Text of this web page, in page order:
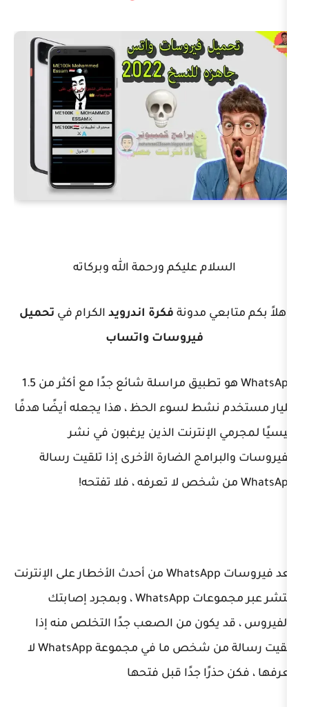
عليكم ورحمة الله وبركاته
مدونةفكرة اندرويدالكرام في تحميل
فيروسات واتساب
WhatsApp هو تطبيق مراسلة شائع جدًا مع أكثر من 1.5
لسوء الحظ ، هذا يجعله أيضًا هدفًا
الذين يرغبون في نشر
الضارة الأخرى إذا تلقيت رسالة
تعد فيروسات WhatsApp من أحدث الأخطار على الإنترنت
تنتشر عبر مجموعات WhatsApp ، وبمجرد إصابتك
من الصعب جدًا التخلص منه إذا
تلقيت رسالة من شخص ما في مجموعة WhatsApp لا
جدًا قبل فتحها